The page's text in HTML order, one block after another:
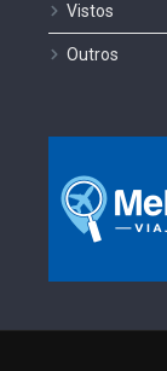
Vistos
Outros